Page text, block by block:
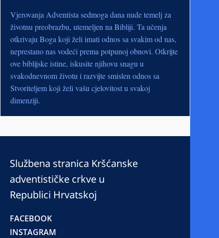
Vjerovanja Adventista sedmoga dana nude temelj za
životnu preobrazbu, utemeljen na Bibliji. Ta učenja
otkrivaju Boga koji želi imati odnos sa svakim od nas,
neprestano nas vodeći prema potpunoj obnovi. Otkrijte
ove biblijske istine, iskusite njihovu snagu u
svakodnevnom životu i razvijte smislen odnos sa
Stvoriteljem koji želi vašu cjelovitost u svakoj
dimenziji.
Službena stranica Kršćanske
adventističke crkve u
Republici Hrvatskoj
FACEBOOK
INSTAGRAM